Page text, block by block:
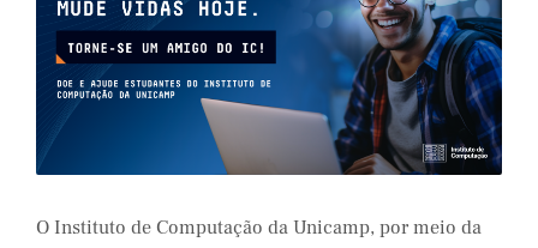
O Instituto de Computação da Unicamp, por meio da